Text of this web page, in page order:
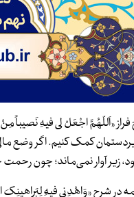
فراز «اَللّهُمَّ اجْعَلْ لی فیهِ
زیردستمان کمک کنیم. اگر
زیر آوار نمی‌ماند؛ چون
در شرح «وَاهْدِنی فیهِ